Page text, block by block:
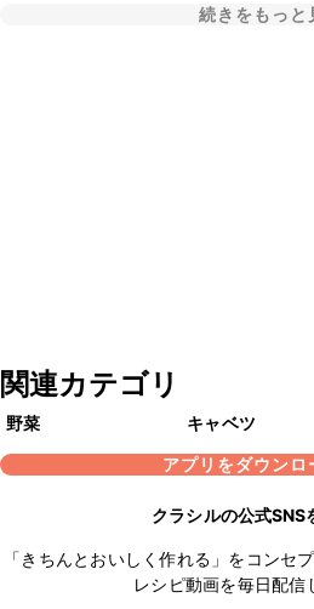
続きをもっと
関連カテゴリ
野菜
キャベツ
アプリをダウンロ
クラシルの公式SNS
「きちんとおいしく作れる」をコンセ
レシピ動画を毎日配信